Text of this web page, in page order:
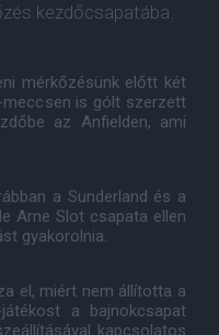
kezdőcsapatába.
mérkőzésünk előtt két
meccsen is gólt szerzett
az Anfielden, ami
a Sunderland és a
Arne Slot csapata ellen
gyakorolnia.
el, miért nem állította a
a bajnokcsapat
kapcsolatos